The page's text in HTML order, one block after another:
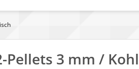
Pellets 3 mm /